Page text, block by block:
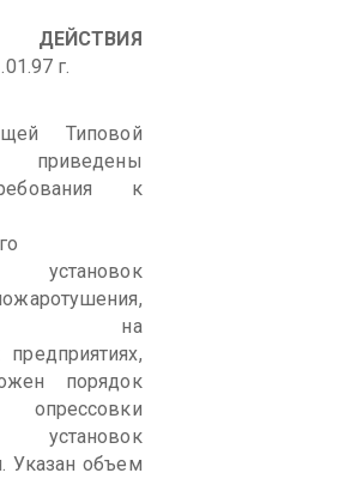
г.
Типовой
приведены
к
установок
на
предприятиях,
порядок
и опрессовки
установок
Указан объем